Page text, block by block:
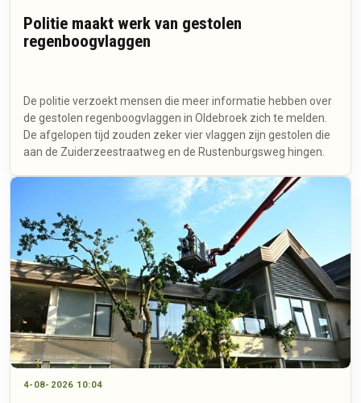
Politie maakt werk van gestolen
regenboogvlaggen
De politie verzoekt mensen die meer informatie hebben over
de gestolen regenboogvlaggen in Oldebroek zich te melden.
De afgelopen tijd zouden zeker vier vlaggen zijn gestolen die
aan de Zuiderzeestraatweg en de Rustenburgsweg hingen.
4-08-2026 10:04